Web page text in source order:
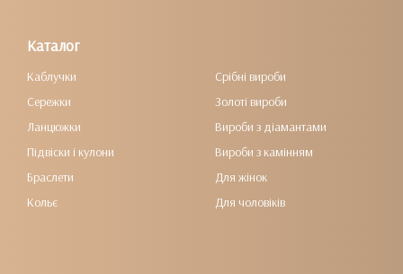
Каталог
Каблучки
Сережки
Ланцюжки
Підвіски і кулони
Браслети
Кольє
Срібні вироби
Золоті вироби
Вироби з діамантами
Вироби з камінням
Для жінок
Для чоловіків